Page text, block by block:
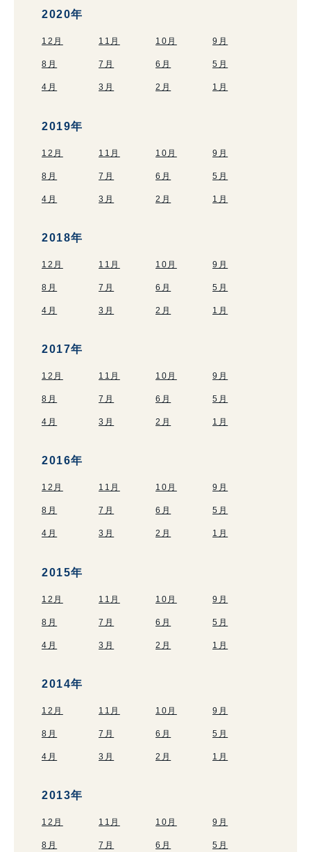
2020年
12月 11月 10月 9月
8月 7月 6月 5月
4月 3月 2月 1月
2019年
12月 11月 10月 9月
8月 7月 6月 5月
4月 3月 2月 1月
2018年
12月 11月 10月 9月
8月 7月 6月 5月
4月 3月 2月 1月
2017年
12月 11月 10月 9月
8月 7月 6月 5月
4月 3月 2月 1月
2016年
12月 11月 10月 9月
8月 7月 6月 5月
4月 3月 2月 1月
2015年
12月 11月 10月 9月
8月 7月 6月 5月
4月 3月 2月 1月
2014年
12月 11月 10月 9月
8月 7月 6月 5月
4月 3月 2月 1月
2013年
12月 11月 10月 9月
8月 7月 6月 5月